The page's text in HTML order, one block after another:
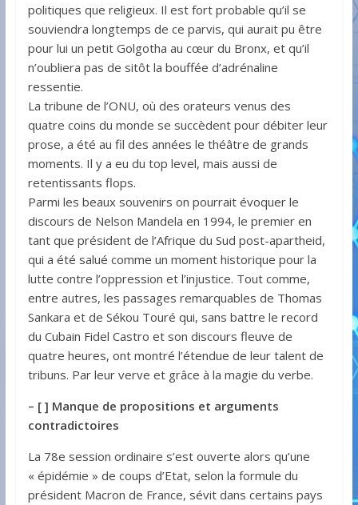
politiques que religieux. Il est fort probable qu’il se
souviendra longtemps de ce parvis, qui aurait pu être
pour lui un petit Golgotha au cœur du Bronx, et qu’il
n’oubliera pas de sitôt la bouffée d’adrénaline
ressentie.
La tribune de l’ONU, où des orateurs venus des
quatre coins du monde se succèdent pour débiter leur
prose, a été au fil des années le théâtre de grands
moments. Il y a eu du top level, mais aussi de
retentissants flops.
Parmi les beaux souvenirs on pourrait évoquer le
discours de Nelson Mandela en 1994, le premier en
tant que président de l’Afrique du Sud post-apartheid,
qui a été salué comme un moment historique pour la
lutte contre l’oppression et l’injustice. Tout comme,
entre autres, les passages remarquables de Thomas
Sankara et de Sékou Touré qui, sans battre le record
du Cubain Fidel Castro et son discours fleuve de
quatre heures, ont montré l’étendue de leur talent de
tribuns. Par leur verve et grâce à la magie du verbe.
– [ ] Manque de propositions et arguments
contradictoires
La 78e session ordinaire s’est ouverte alors qu’une
« épidémie » de coups d’Etat, selon la formule du
président Macron de France, sévit dans certains pays